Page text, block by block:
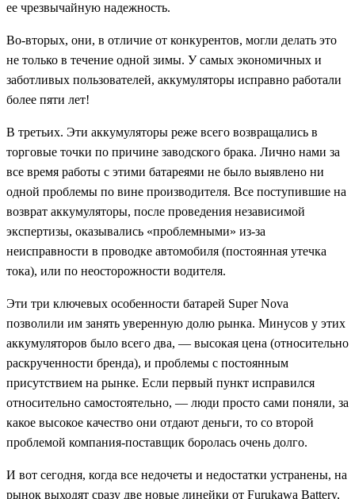
ее чрезвычайную надежность.
Во-вторых, они, в отличие от конкурентов, могли делать это
не только в течение одной зимы. У самых экономичных и
заботливых пользователей, аккумуляторы исправно работали
более пяти лет!
В третьих. Эти аккумуляторы реже всего возвращались в
торговые точки по причине заводского брака. Лично нами за
все время работы с этими батареями не было выявлено ни
одной проблемы по вине производителя. Все поступившие на
возврат аккумуляторы, после проведения независимой
экспертизы, оказывались «проблемными» из-за
неисправности в проводке автомобиля (постоянная утечка
тока), или по неосторожности водителя.
Эти три ключевых особенности батарей Super Nova
позволили им занять уверенную долю рынка. Минусов у этих
аккумуляторов было всего два, — высокая цена (относительно
раскрученности бренда), и проблемы с постоянным
присутствием на рынке. Если первый пункт исправился
относительно самостоятельно, — люди просто сами поняли, за
какое высокое качество они отдают деньги, то со второй
проблемой компания-поставщик боролась очень долго.
И вот сегодня, когда все недочеты и недостатки устранены, на
рынок выходят сразу две новые линейки от Furukawa Battery,